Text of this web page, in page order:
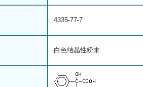
4335-77-7
白色结晶性粉末